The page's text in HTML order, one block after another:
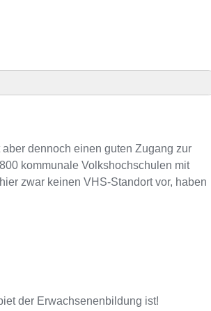
dennoch einen guten Zugang zur
kommunale Volkshochschulen mit
zwar keinen VHS-Standort vor, haben
der Erwachsenenbildung ist!